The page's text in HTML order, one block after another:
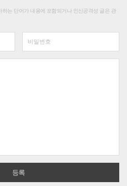
하는 단어가 내용에 포함되거나 인신공격성 글은 관